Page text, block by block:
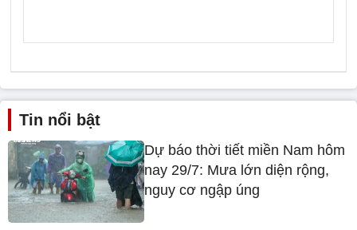
Tin nổi bật
Dự báo thời tiết miền Nam hôm
nay 29/7: Mưa lớn diện rộng,
nguy cơ ngập úng